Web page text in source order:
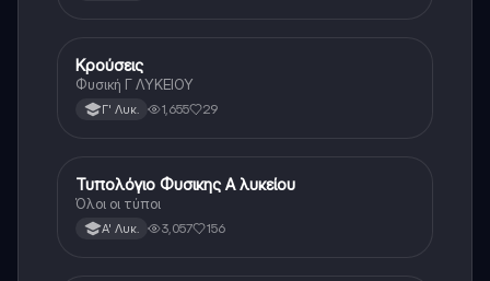
Φυσική
Κρούσεις
Φυσική Γ ΛΥΚΕΙΟΥ
Γ' Λυκ. 1,655 29
Φυσική
Τυπολόγιο Φυσικης Α λυκείου
Όλοι οι τύποι
Α' Λυκ. 3,057 156